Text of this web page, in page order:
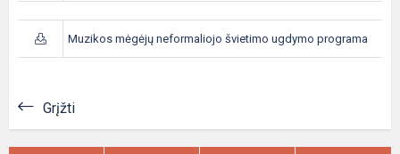
Muzikos mėgėjų neformaliojo švietimo ugdymo programa
Grįžti